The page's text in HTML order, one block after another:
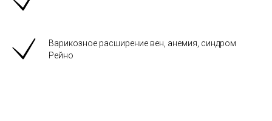
Варикозное расширение вен, анемия, синдром
Рейно